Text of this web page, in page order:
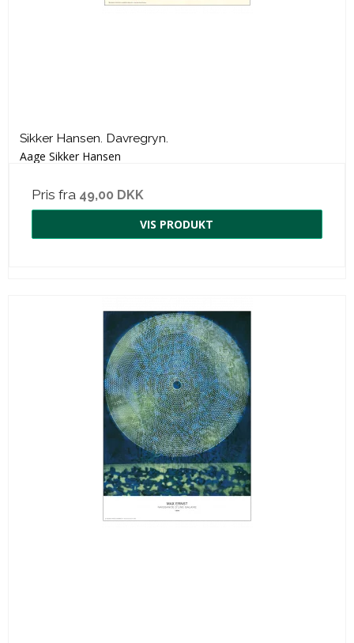
Sikker Hansen. Davregryn.
Aage Sikker Hansen
Pris fra 49,00 DKK
VIS PRODUKT